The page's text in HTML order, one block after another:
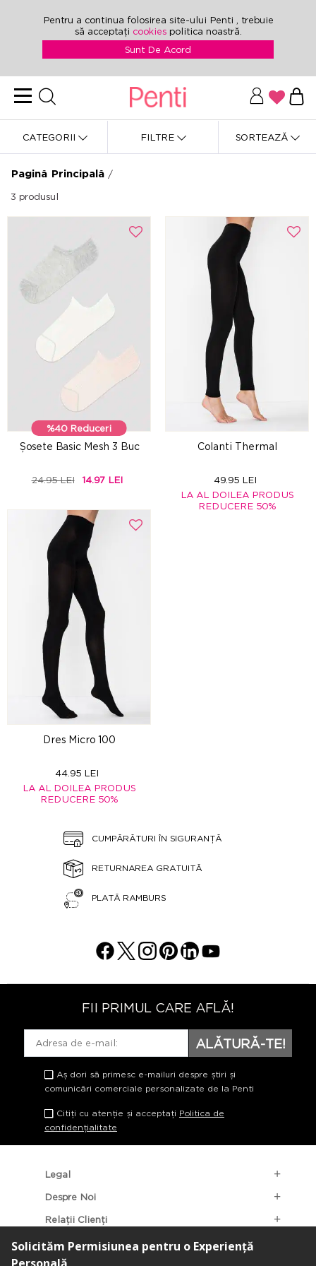
Pentru a continua folosirea site-ului Penti , trebuie
să acceptați cookies politica noastră.
Sunt De Acord
CATEGORII FILTRE SORTEAZĂ
Pagină Principală /
3 produsul
%40 Reduceri
Șosete Basic Mesh 3 Buc
24.95 LEI 14.97 LEI
Colanti Thermal
49.95 LEI
LA AL DOILEA PRODUS
REDUCERE 50%
Dres Micro 100
44.95 LEI
LA AL DOILEA PRODUS
REDUCERE 50%
CUMPĂRĂTURI ÎN SIGURANȚĂ
RETURNAREA GRATUITĂ
PLATĂ RAMBURS
FII PRIMUL CARE AFLĂ!
ALĂTURĂ-TE!
Aș dori să primesc e-mailuri despre știri și
comunicări comerciale personalizate de la Penti
Citiți cu atenție și acceptați Politica de
confidențialitate
Legal
Despre Noi
Relații Clienți
Categorii Populare